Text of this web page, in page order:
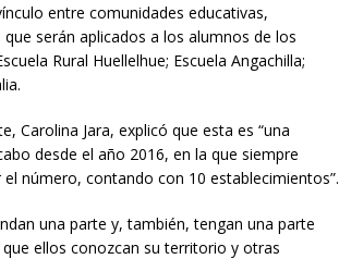
entre comunidades educativas,
serán aplicados a los alumnos de los
Rural Huellelhue; Escuela Angachilla;
Carolina Jara, explicó que esta es “una
desde el año 2016, en la que siempre
número, contando con 10 establecimientos”.
una parte y, también, tengan una parte
ellos conozcan su territorio y otras